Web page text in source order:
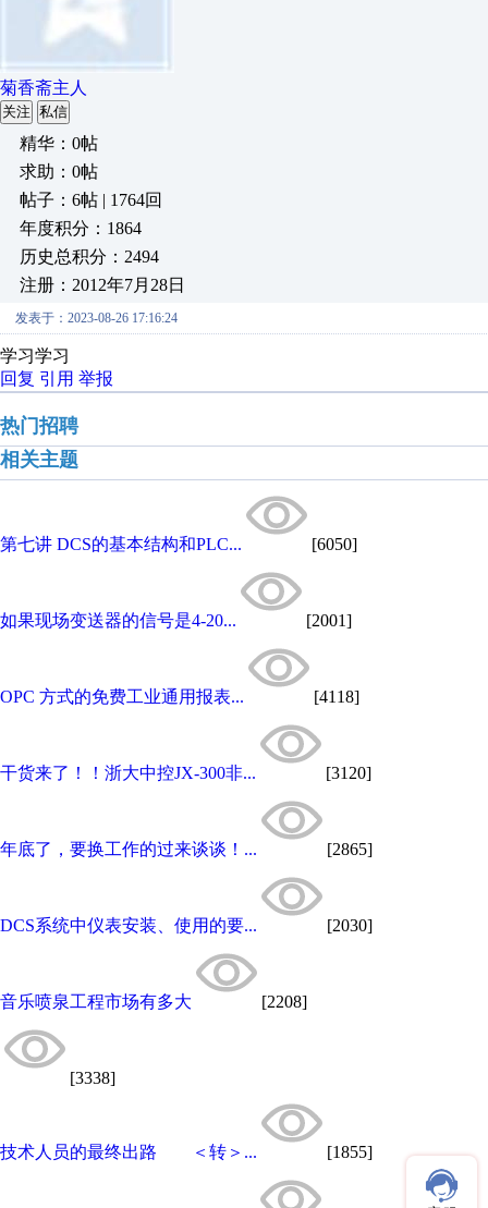
菊香斋主人
关注 私信
精华：0帖
求助：0帖
帖子：6帖 | 1764回
年度积分：1864
历史总积分：2494
注册：2012年7月28日
发表于：2023-08-26 17:16:24
学习学习
回复 引用 举报
热门招聘
相关主题
第七讲 DCS的基本结构和PLC... [6050]
如果现场变送器的信号是4-20... [2001]
OPC 方式的免费工业通用报表... [4118]
干货来了！！浙大中控JX-300非... [3120]
年底了，要换工作的过来谈谈！... [2865]
DCS系统中仪表安装、使用的要... [2030]
音乐喷泉工程市场有多大 [2208]
[3338]
技术人员的最终出路 ＜转＞... [1855]